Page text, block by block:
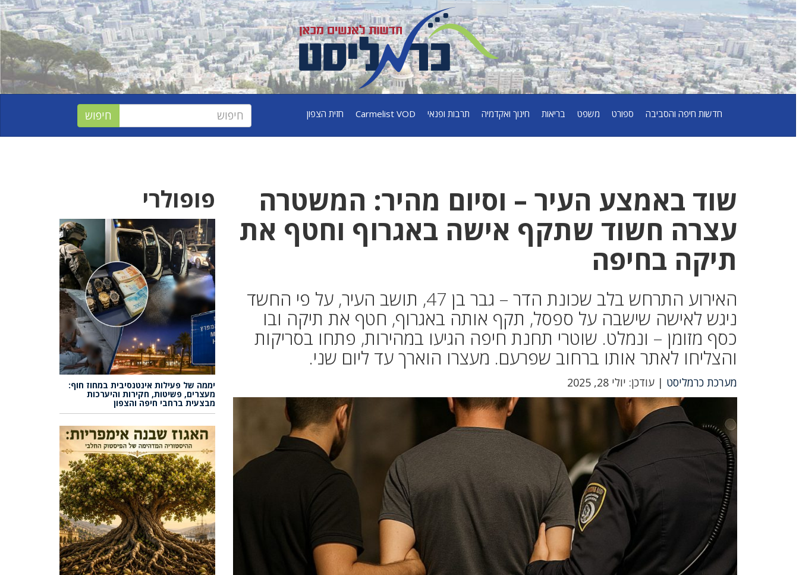
חדשות חיפה והסביבה ספורט משפט בריאות חינוך ואקדמיה תרבות ופנאי Carmelist VOD חזית הצפון
שוד באמצע העיר – וסיום מהיר: המשטרה
עצרה חשוד שתקף אישה באגרוף וחטף את
תיקה בחיפה
האירוע התרחש בלב שכונת הדר – גבר בן 47, תושב העיר, על פי החשד
ניגש לאישה שישבה על ספסל, תקף אותה באגרוף, חטף את תיקה ובו
כסף מזומן – ונמלט. שוטרי תחנת חיפה הגיעו במהירות, פתחו בסריקות
והצליחו לאתר אותו ברחוב שפרעם. מעצרו הוארך עד ליום שני.
מערכת כרמליסט | עודכן: יולי 28, 2025
פופולרי
יממה של פעילות אינטנסיבית במחוז חוף:
מעצרים, פשיטות, חקירות והיערכות
מבצעית ברחבי חיפה והצפון